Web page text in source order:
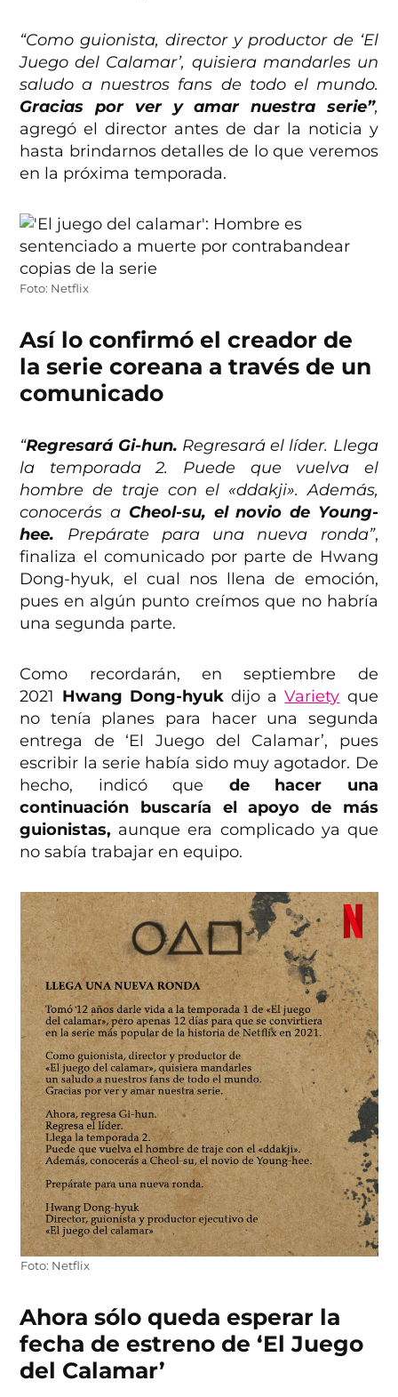
“Como guionista, director y productor de ‘El
Juego del Calamar’, quisiera mandarles un
saludo a nuestros fans de todo el mundo.
Gracias por ver y amar nuestra serie”,
agregó el director antes de dar la noticia y
hasta brindarnos detalles de lo que veremos
en la próxima temporada.
Foto: Netflix
Así lo confirmó el creador de
la serie coreana a través de un
comunicado
“Regresará Gi-hun. Regresará el líder. Llega
la temporada 2. Puede que vuelva el
hombre de traje con el «ddakji». Además,
conocerás a Cheol-su, el novio de Young-
hee. Prepárate para una nueva ronda”,
finaliza el comunicado por parte de Hwang
Dong-hyuk, el cual nos llena de emoción,
pues en algún punto creímos que no habría
una segunda parte.
Como recordarán, en septiembre de
2021 Hwang Dong-hyukdijo aVariety que
no tenía planes para hacer una segunda
entrega de ‘El Juego del Calamar’, pues
escribir la serie había sido muy agotador. De
hecho, indicó que de hacer una
continuación buscaría el apoyo de más
guionistas, aunque era complicado ya que
no sabía trabajar en equipo.
Foto: Netflix
Ahora sólo queda esperar la
fecha de estreno de ‘El Juego
del Calamar’